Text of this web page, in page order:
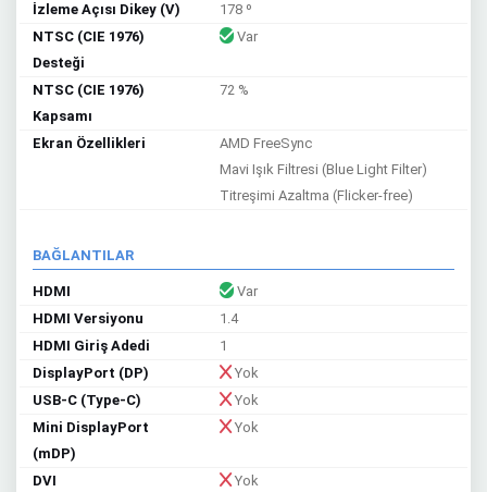
İzleme Açısı Dikey (V)
178 º
NTSC (CIE 1976)
Desteği
Var
NTSC (CIE 1976)
Kapsamı
72 %
Ekran Özellikleri
AMD FreeSync
Mavi Işık Filtresi (Blue Light Filter)
Titreşimi Azaltma (Flicker-free)
BAĞLANTILAR
HDMI
Var
HDMI Versiyonu
1.4
HDMI Giriş Adedi
1
DisplayPort (DP)
Yok
USB-C (Type-C)
Yok
Mini DisplayPort
(mDP)
Yok
DVI
Yok